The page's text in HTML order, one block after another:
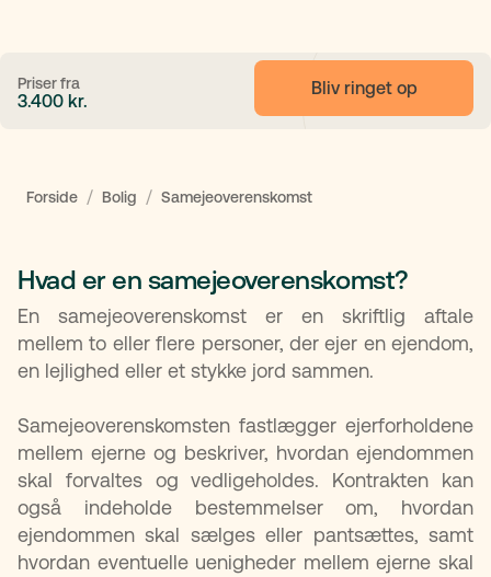
Priser fra
3.400 kr.
Bliv ringet op
Forside / Bolig / Samejeoverenskomst
Hvad er en samejeoverenskomst?​
En samejeoverenskomst er en skriftlig aftale
mellem to eller flere personer, der ejer en ejendom,
en lejlighed eller et stykke jord sammen.
Samejeoverenskomsten fastlægger ejerforholdene
mellem ejerne og beskriver, hvordan ejendommen
skal forvaltes og vedligeholdes. Kontrakten kan
også indeholde bestemmelser om, hvordan
ejendommen skal sælges eller pantsættes, samt
hvordan eventuelle uenigheder mellem ejerne skal